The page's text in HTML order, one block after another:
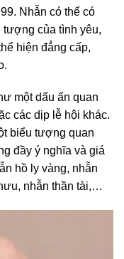
Nhẫn có thể có
của tình yêu,
hiện đẳng cấp,
một dấu ấn quan
các dịp lễ hội khác.
biểu tượng quan
đầy ý nghĩa và giá
hồ ly vàng, nhẫn
nhẫn thần tài,…